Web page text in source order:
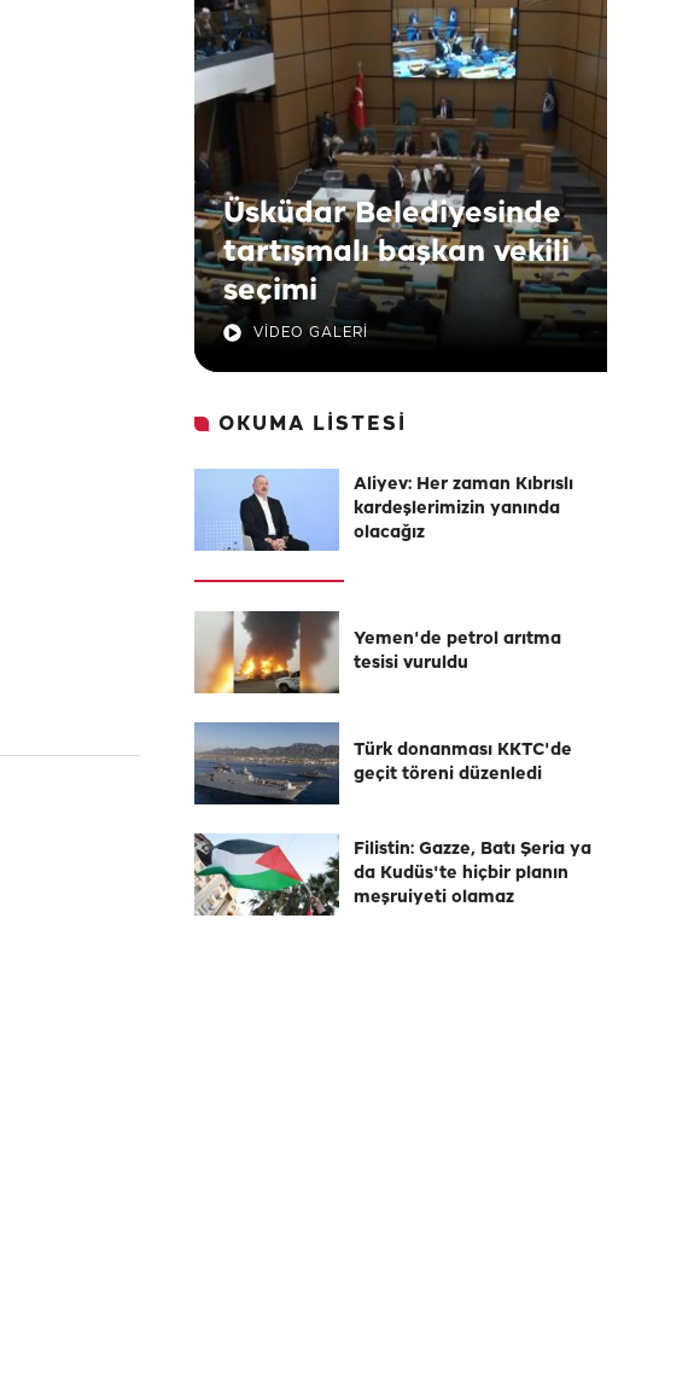
Üsküdar Belediyesinde
tartışmalı başkan vekili
seçimi
VİDEO GALERİ
OKUMA LİSTESİ
Aliyev: Her zaman Kıbrıslı
kardeşlerimizin yanında
olacağız
Yemen'de petrol arıtma
tesisi vuruldu
Türk donanması KKTC'de
geçit töreni düzenledi
Filistin: Gazze, Batı Şeria ya
da Kudüs'te hiçbir planın
meşruiyeti olamaz